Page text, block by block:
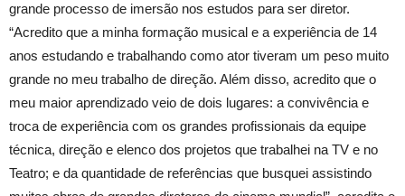
grande processo de imersão nos estudos para ser diretor.
“Acredito que a minha formação musical e a experiência de 14
anos estudando e trabalhando como ator tiveram um peso muito
grande no meu trabalho de direção. Além disso, acredito que o
meu maior aprendizado veio de dois lugares: a convivência e
troca de experiência com os grandes profissionais da equipe
técnica, direção e elenco dos projetos que trabalhei na TV e no
Teatro; e da quantidade de referências que busquei assistindo